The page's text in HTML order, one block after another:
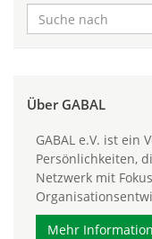
Über GABAL
GABAL e.V. ist ein
Persönlichkeiten,
Netzwerk mit
Mehr